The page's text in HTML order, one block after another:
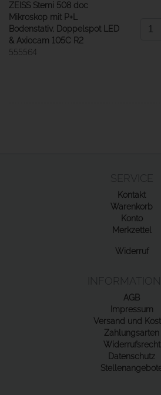
ZEISS Stemi 508 doc
Mikroskop mit P+L
Bodenstativ, Doppelspot LED
& Axiocam 105C R2
555564
SERVICE
Kontakt
Warenkorb
Konto
Merkzettel
Widerruf
AGB
Impressum
Versand und
Zahlungsarten
Widerrufsrecht
Datenschutz